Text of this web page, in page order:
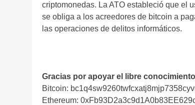
criptomonedas. La ATO estableció que el
se obliga a los acreedores de bitcoin a
las operaciones de delitos informáticos.
Gracias por apoyar el libre
Bitcoin:
Ethereum: